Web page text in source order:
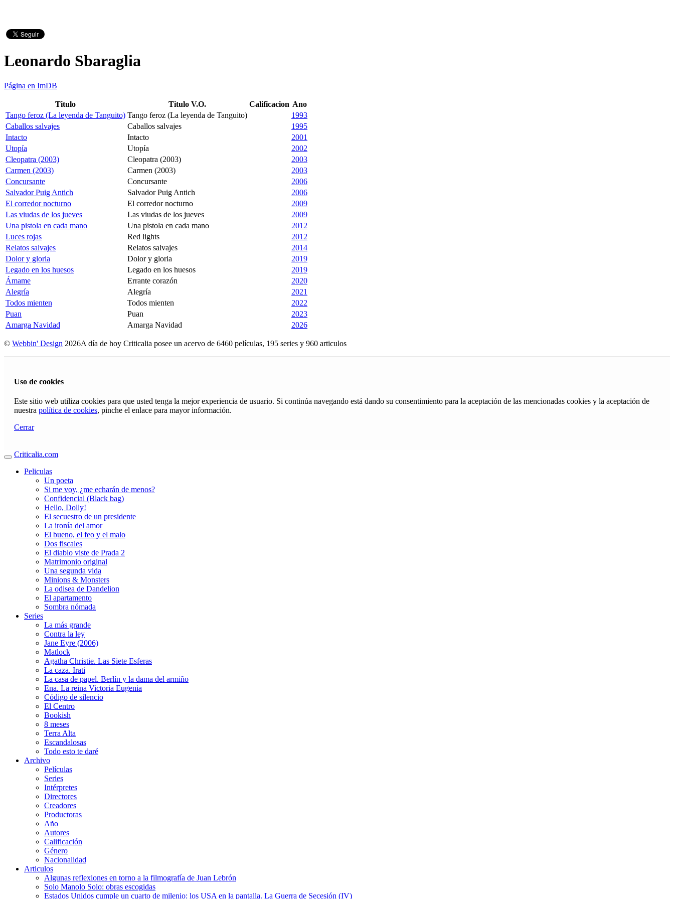
Leonardo Sbaraglia
Página en ImDB
Titulo Titulo V.O. Calificacion Ano
Tango feroz (La leyenda de Tanguito) Tango feroz (La leyenda de Tanguito)
1993
Caballos salvajes
Caballos salvajes
1995
Intacto
Intacto
2001
Utopía
Utopía
2002
Cleopatra (2003)
Cleopatra (2003)
2003
Carmen (2003)
Carmen (2003)
2003
Concursante
Concursante
2006
Salvador Puig Antich
Salvador Puig Antich
2006
El corredor nocturno
El corredor nocturno
2009
Las viudas de los jueves
Las viudas de los jueves
2009
Una pistola en cada mano
Una pistola en cada mano
2012
Luces rojas
Red lights
2012
Relatos salvajes
Relatos salvajes
2014
Dolor y gloria
Dolor y gloria
2019
Legado en los huesos
Legado en los huesos
2019
Ámame
Errante corazón
2020
Alegría
Alegría
2021
Todos mienten
Todos mienten
2022
Puan
Puan
2023
Amarga Navidad
Amarga Navidad 2026
© Webbin' Design 2026A día de hoy Criticalia posee un acervo de 6460 películas, 195 series y 960 articulos
Uso de cookies
Este sitio web utiliza cookies para que usted tenga la mejor experiencia de usuario. Si continúa navegando está dando su consentimiento para la aceptación de las mencionadas cookies y la aceptación de
nuestra política de cookies, pinche el enlace para mayor información.
Cerrar
Criticalia.com
Peliculas
Un poeta
Si me voy, ¿me echarán de menos?
Confidencial (Black bag)
Hello, Dolly!
El secuestro de un presidente
La ironía del amor
El bueno, el feo y el malo
Dos fiscales
El diablo viste de Prada 2
Matrimonio original
Una segunda vida
Minions & Monsters
La odisea de Dandelion
El apartamento
Sombra nómada
Series
La más grande
Contra la ley
Jane Eyre (2006)
Matlock
Agatha Christie. Las Siete Esferas
La caza. Irati
La casa de papel. Berlín y la dama del armiño
Ena. La reina Victoria Eugenia
Código de silencio
El Centro
Bookish
8 meses
Terra Alta
Escandalosas
Todo esto te daré
Archivo
Películas
Series
Intérpretes
Directores
Creadores
Productoras
Año
Autores
Calificación
Género
Nacionalidad
Articulos
Algunas reflexiones en torno a la filmografía de Juan Lebrón
Solo Manolo Solo: obras escogidas
Estados Unidos cumple un cuarto de milenio: los USA en la pantalla. La Guerra de Secesión (IV)